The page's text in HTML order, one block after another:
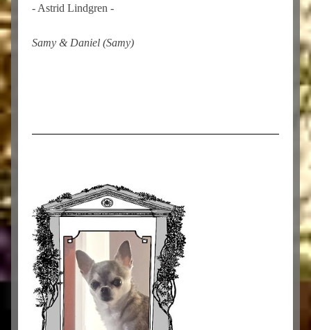
- Astrid Lindgren -
Samy & Daniel (Samy)